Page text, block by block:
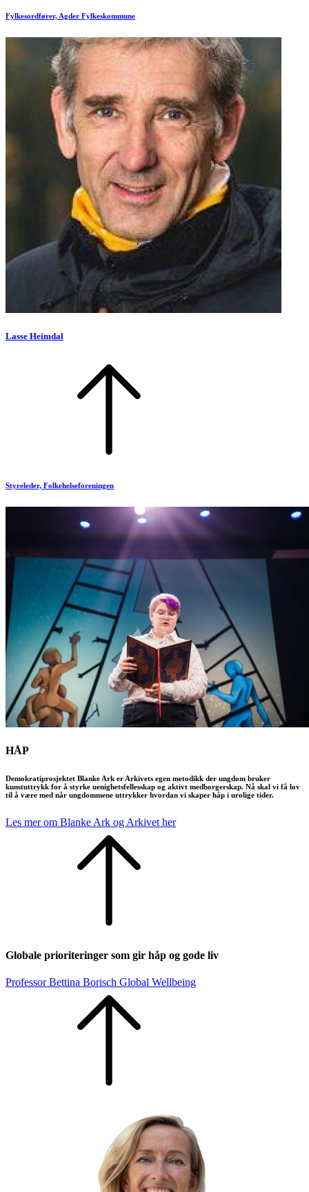
Fylkesordfører, Agder Fylkeskommune
Lasse Heimdal
Styreleder, Folkehelseforeningen
HÅP
Demokratiprosjektet Blanke Ark er Arkivets egen metodikk der ungdom bruker
kunstuttrykk for å styrke uenighetsfellesskap og aktivt medborgerskap. Nå skal vi få lov
til å være med når ungdommene uttrykker hvordan vi skaper håp i urolige tider.
Les mer om Blanke Ark og Arkivet her
Globale prioriteringer som gir håp og gode liv
Professor Bettina Borisch Global Wellbeing